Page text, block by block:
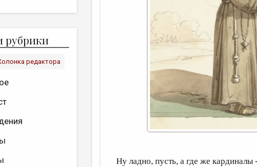
рубрики
редактора
Ну ладно, пусть, а где же кардиналы -